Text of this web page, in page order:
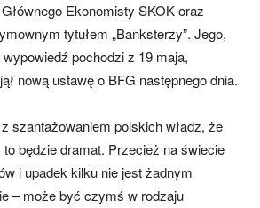
Ekonomisty SKOK oraz
tytułem „Banksterzy”. Jego,
pochodzi z 19 maja,
nową ustawę o BFG następnego dnia.
szantażowaniem polskich władz, że
to będzie dramat. Przecież na świecie
i upadek kilku nie jest żadnym
– może być czymś w rodzaju